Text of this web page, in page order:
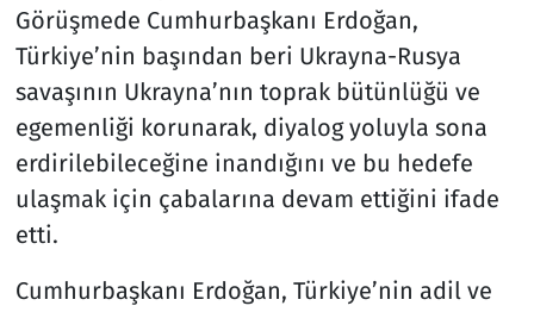
Görüşmede Cumhurbaşkanı Erdoğan,
Türkiye’nin başından beri Ukrayna-Rusya
savaşının Ukrayna’nın toprak bütünlüğü ve
egemenliği korunarak, diyalog yoluyla sona
erdirilebileceğine inandığını ve bu hedefe
ulaşmak için çabalarına devam ettiğini ifade
etti.
Cumhurbaşkanı Erdoğan, Türkiye’nin adil ve